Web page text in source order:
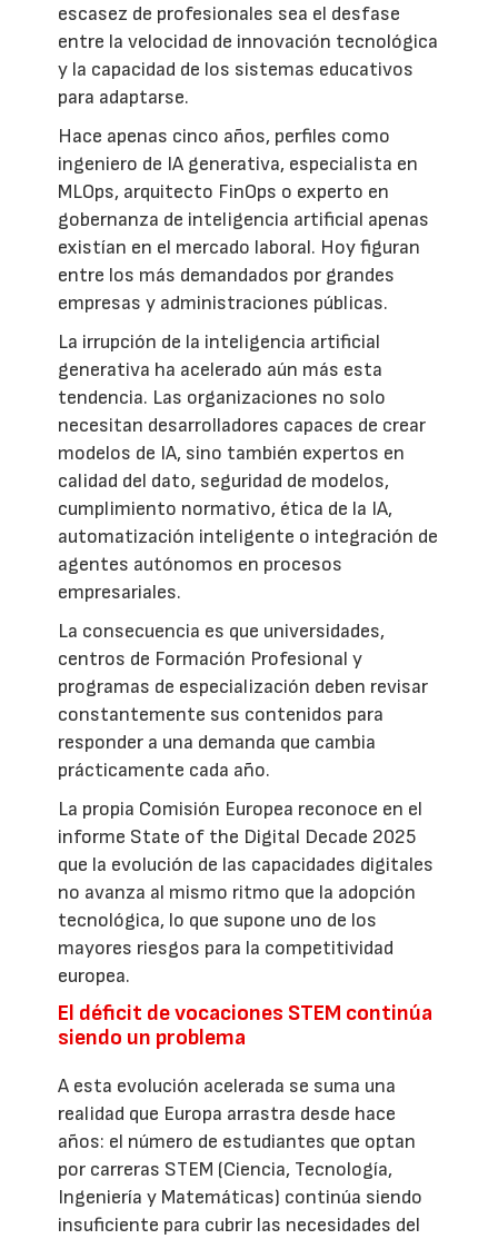
escasez de profesionales sea el desfase
entre la velocidad de innovación tecnológica
y la capacidad de los sistemas educativos
para adaptarse.
Hace apenas cinco años, perfiles como
ingeniero de IA generativa, especialista en
MLOps, arquitecto FinOps o experto en
gobernanza de inteligencia artificial apenas
existían en el mercado laboral. Hoy figuran
entre los más demandados por grandes
empresas y administraciones públicas.
La irrupción de la inteligencia artificial
generativa ha acelerado aún más esta
tendencia. Las organizaciones no solo
necesitan desarrolladores capaces de crear
modelos de IA, sino también expertos en
calidad del dato, seguridad de modelos,
cumplimiento normativo, ética de la IA,
automatización inteligente o integración de
agentes autónomos en procesos
empresariales.
La consecuencia es que universidades,
centros de Formación Profesional y
programas de especialización deben revisar
constantemente sus contenidos para
responder a una demanda que cambia
prácticamente cada año.
La propia Comisión Europea reconoce en el
informe State of the Digital Decade 2025
que la evolución de las capacidades digitales
no avanza al mismo ritmo que la adopción
tecnológica, lo que supone uno de los
mayores riesgos para la competitividad
europea.
El déficit de vocaciones STEM continúa
siendo un problema
A esta evolución acelerada se suma una
realidad que Europa arrastra desde hace
años: el número de estudiantes que optan
por carreras STEM (Ciencia, Tecnología,
Ingeniería y Matemáticas) continúa siendo
insuficiente para cubrir las necesidades del